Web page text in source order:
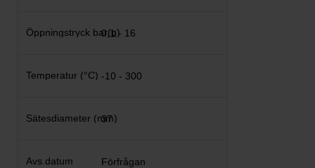
0,1 - 16
-10 - 300
37
Förfrågan